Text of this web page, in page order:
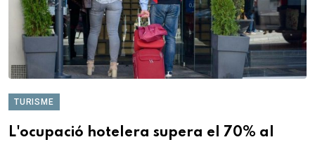
TURISME
L'ocupació hotelera supera el 70% al